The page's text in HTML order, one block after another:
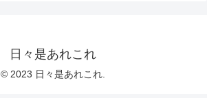
日々是あれこれ
© 2023 日々是あれこれ.